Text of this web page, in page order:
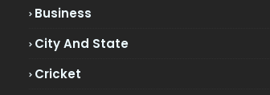
Business
City And State
Cricket